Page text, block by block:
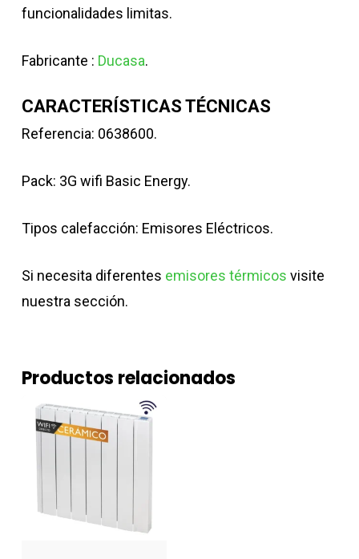
funcionalidades limitas.
Fabricante : Ducasa.
CARACTERÍSTICAS TÉCNICAS
Referencia: 0638600.
Pack: 3G wifi Basic Energy.
Tipos calefacción: Emisores Eléctricos.
Si necesita diferentes emisores térmicos visite
nuestra sección.
Productos relacionados